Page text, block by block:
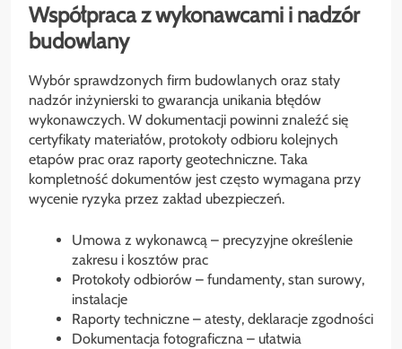
Współpraca z wykonawcami i nadzór
budowlany
Wybór sprawdzonych firm budowlanych oraz stały
nadzór inżynierski to gwarancja unikania błędów
wykonawczych. W dokumentacji powinni znaleźć się
certyfikaty materiałów, protokoły odbioru kolejnych
etapów prac oraz raporty geotechniczne. Taka
kompletność dokumentów jest często wymagana przy
wycenie ryzyka przez zakład ubezpieczeń.
Umowa z wykonawcą – precyzyjne określenie
zakresu i kosztów prac
Protokoły odbiorów – fundamenty, stan surowy,
instalacje
Raporty techniczne – atesty, deklaracje zgodności
Dokumentacja fotograficzna – ułatwia